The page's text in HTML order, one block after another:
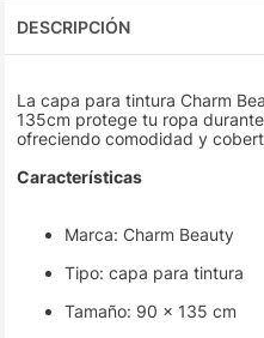
DESCRIPCIÓN
La capa para tintura Charm
135cm protege tu ropa
ofreciendo comodidad y
Características
Marca: Charm Beauty
Tipo: capa para tintura
Tamaño: 90 x 135 cm